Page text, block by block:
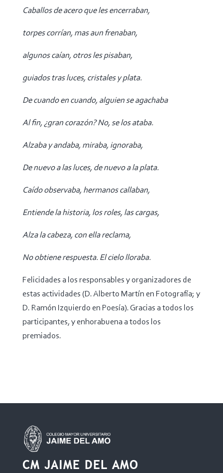
Caballos de acero que les encerraban,
torpes corrían, mas aun frenaban,
algunos caían, otros les pisaban,
guiados tras luces, cristales y plata.
De cuando en cuando, alguien se agachaba
Al fin, ¿gran corazón? No, se los ataba.
Alzaba y andaba, miraba, ignoraba,
De nuevo a las luces, de nuevo a la plata.
Caído observaba, hermanos callaban,
Entiende la historia, los roles, las cargas,
Alza la cabeza, con ella reclama,
No obtiene respuesta. El cielo lloraba.
Felicidades a los responsables y organizadores de
estas actividades (D. Alberto Martín en Fotografía; y
D. Ramón Izquierdo en Poesía). Gracias a todos los
participantes, y enhorabuena a todos los
premiados.
CM JAIME DEL AMO